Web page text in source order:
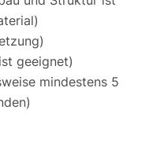
geeignet)
mindestens 5